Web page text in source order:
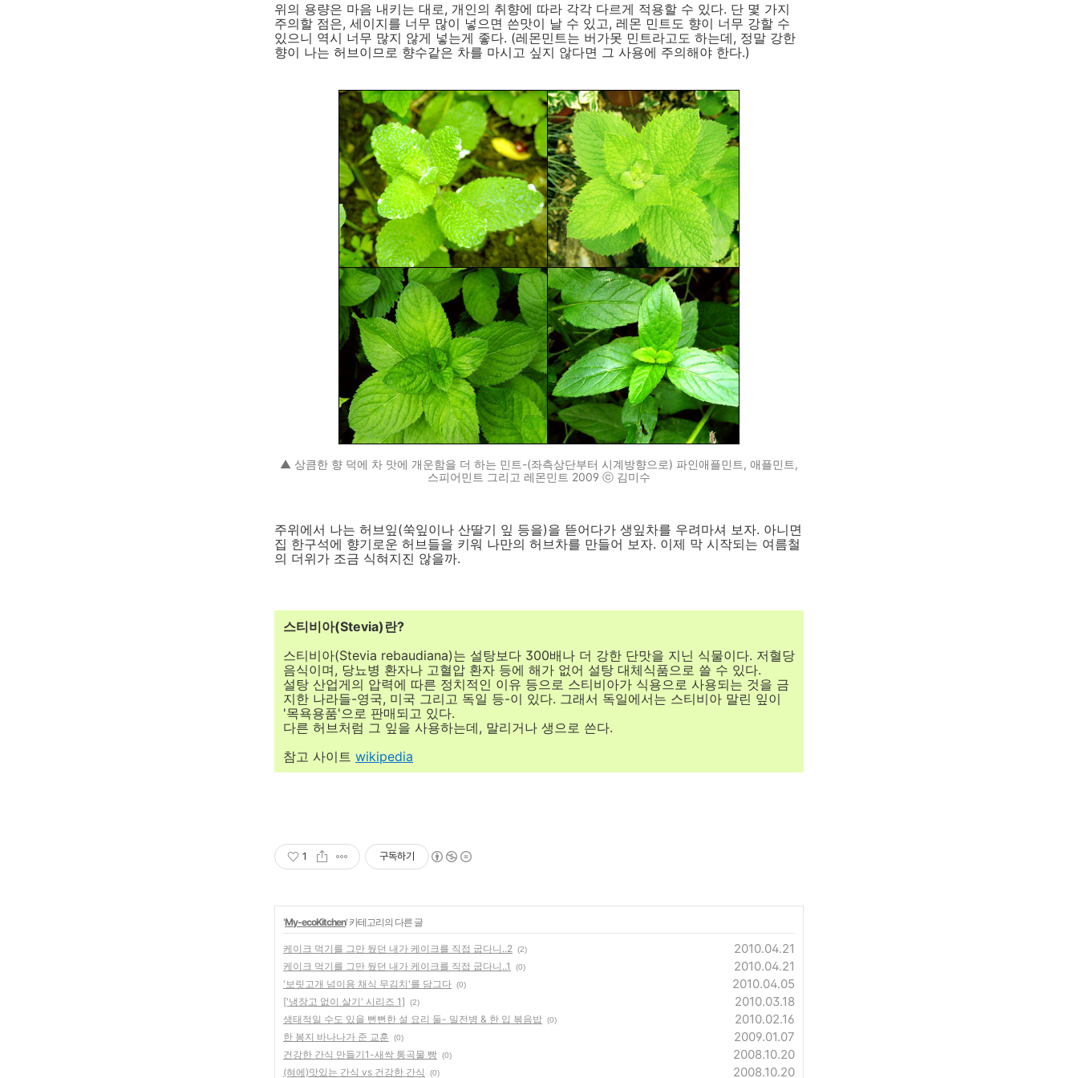
위의 용량은 마음 내키는 대로, 개인의 취향에 따라 각각 다르게 적용할 수 있다. 단 몇 가지
주의할 점은, 세이지를 너무 많이 넣으면 쓴맛이 날 수 있고, 레몬 민트도 향이 너무 강할 수
있으니 역시 너무 많지 않게 넣는게 좋다. (레몬민트는 버가못 민트라고도 하는데, 정말 강한
향이 나는 허브이므로 향수같은 차를 마시고 싶지 않다면 그 사용에 주의해야 한다.)
▲ 상큼한 향 덕에 차 맛에 개운함을 더 하는 민트-(좌측상단부터 시계방향으로) 파인애플민트, 애플민트,
스피어민트 그리고 레몬민트 2009 ⓒ 김미수
주위에서 나는 허브잎(쑥잎이나 산딸기 잎 등을)을 뜯어다가 생잎차를 우려마셔 보자. 아니면
집 한구석에 향기로운 허브들을 키워 나만의 허브차를 만들어 보자. 이제 막 시작되는 여름철
의 더위가 조금 식혀지진 않을까.
스티비아(Stevia)란?
스티비아(Stevia rebaudiana)는 설탕보다 300배나 더 강한 단맛을 지닌 식물이다. 저혈당
음식이며, 당뇨병 환자나 고혈압 환자 등에 해가 없어 설탕 대체식품으로 쓸 수 있다.
설탕 산업게의 압력에 따른 정치적인 이유 등으로 스티비아가 식용으로 사용되는 것을 금
지한 나라들-영국, 미국 그리고 독일 등-이 있다. 그래서 독일에서는 스티비아 말린 잎이
'목욕용품'으로 판매되고 있다.
다른 허브처럼 그 잎을 사용하는데, 말리거나 생으로 쓴다.
참고 사이트 wikipedia
1 구독하기
'My-ecoKitchen' 카테고리의 다른 글
케이크 먹기를 그만 뒀던 내가 케이크를 직접 굽다니..2 (2) 2010.04.21
케이크 먹기를 그만 뒀던 내가 케이크를 직접 굽다니..1 (0) 2010.04.21
'보릿고개 넘이용 채식 무김치'를 담그다 (0) 2010.04.05
['냉장고 없이 살기' 시리즈 1] (2) 2010.03.18
생태적일 수도 있을 뻔뻔한 설 요리 둘- 밀전병 & 한 입 볶음밥 (0) 2010.02.16
한 봉지 바나나가 준 교훈 (0) 2009.01.07
건강한 간식 만들기1-새싹 통곡물 빵 (0) 2008.10.20
(혀에)맛있는 간식 vs 건강한 간식 (0) 2008.10.20